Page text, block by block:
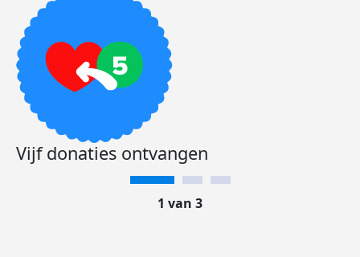
Vijf donaties ontvangen
1 van 3